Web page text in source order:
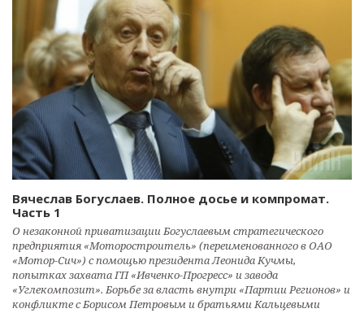
Вячеслав Богуслаев. Полное досье и компромат.
Часть 1
О незаконной приватизации Богуслаевым стратегического
предприятия «Моторостроитель» (переименованного в ОАО
«Мотор-Сич») с помощью президента Леонида Кучмы,
попытках захвата ГП «Ивченко-Прогресс» и завода
«Углекомпозит». Борьбе за власть внутри «Партии Регионов» и
конфликте с Борисом Петровым и братьями Кальцевыми